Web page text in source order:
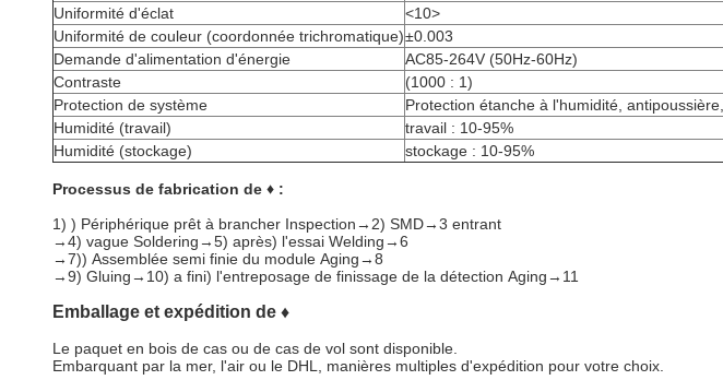
Uniformité d'éclat
<10>
Uniformité de couleur (coordonnée trichromatique)±0.003
Demande d'alimentation d'énergie
AC85-264V (50Hz-60Hz)
Contraste
(1000 : 1)
Protection de système
Protection étanche à l'humidité,
Humidité (travail)
travail : 10-95%
Humidité (stockage)
stockage : 10-95%
Processus de fabrication de ♦ :
1) ) Périphérique prêt à brancher Inspection→2) SMD→3 entrant
→4) vague Soldering→5) après) l'essai Welding→6
→7)) Assemblée semi finie du module Aging→8
→9) Gluing→10) a fini) l'entreposage de finissage de la détection Aging→11
Emballage et expédition de ♦
Le paquet en bois de cas ou de cas de vol sont disponible.
Embarquant par la mer, l'air ou le DHL, manières multiples d'expédition pour votre choix.